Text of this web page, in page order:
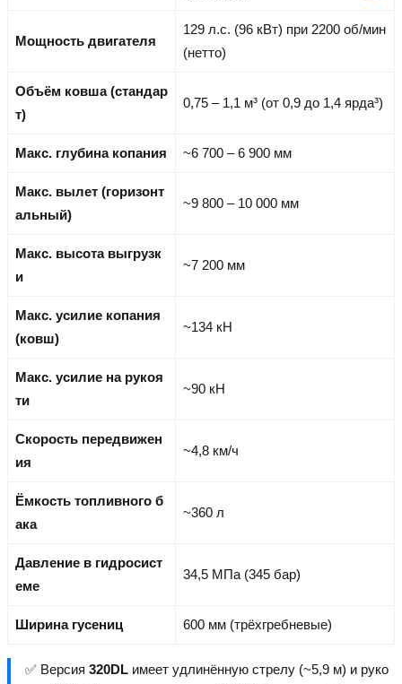
Мощность двигателя
129 л.с. (96 кВт) при 2200 об/мин
(нетто)
Объём ковша (стандар
т)
0,75 – 1,1 м³ (от 0,9 до 1,4 ярда³)
Макс. глубина копания ~6 700 – 6 900 мм
Макс. вылет (горизонт
альный)
~9 800 – 10 000 мм
Макс. высота выгрузк
и
~7 200 мм
Макс. усилие копания
(ковш)
~134 кН
Макс. усилие на рукоя
ти
~90 кН
Скорость передвижен
ия
~4,8 км/ч
Ёмкость топливного б
ака
~360 л
Давление в гидросист
еме
34,5 МПа (345 бар)
Ширина гусениц 600 мм (трёхгребневые)
✅ Версия 320DL имеет удлинённую стрелу (~5,9 м) и руко